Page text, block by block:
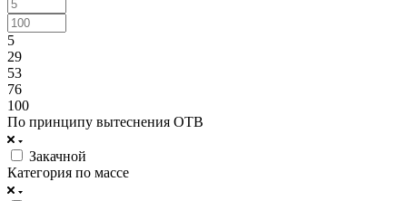
5
29
53
76
100
По принципу вытеснения ОТВ
Закачной
Категория по массе